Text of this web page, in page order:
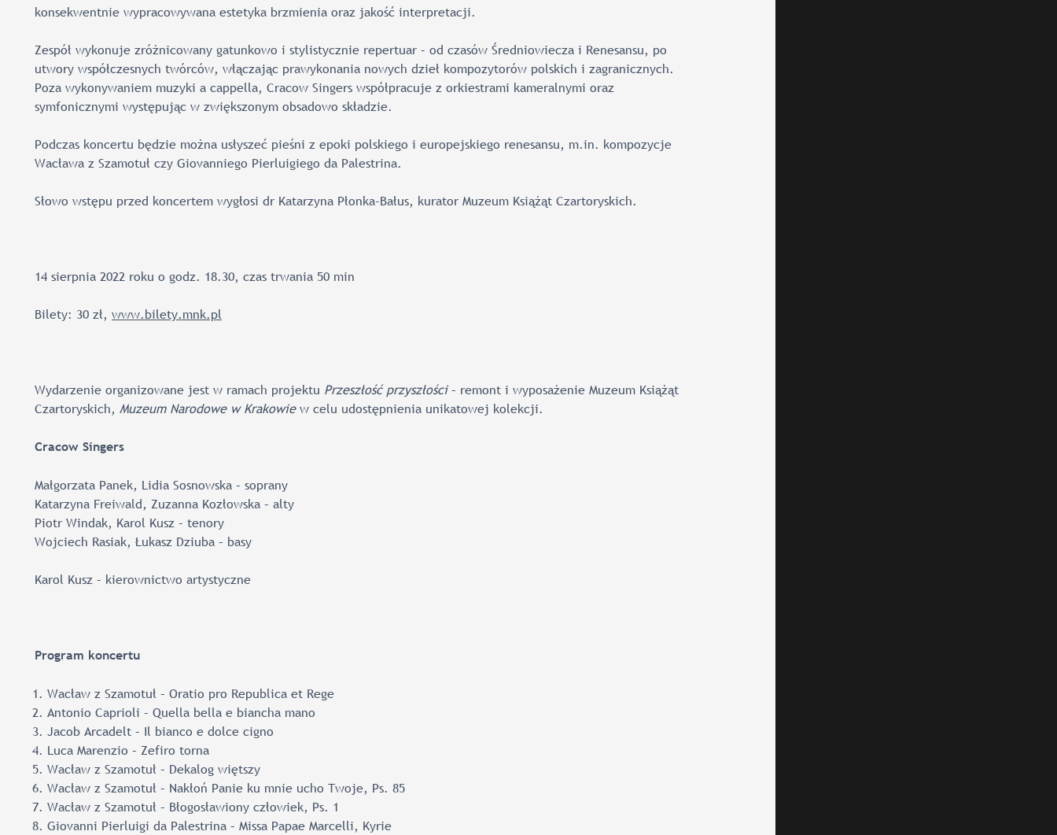
konsekwentnie wypracowywana estetyka brzmienia oraz jakość interpretacji.
Zespół wykonuje zróżnicowany gatunkowo i stylistycznie repertuar – od czasów Średniowiecza i Renesansu, po
utwory współczesnych twórców, włączając prawykonania nowych dzieł kompozytorów polskich i zagranicznych.
Poza wykonywaniem muzyki a cappella, Cracow Singers współpracuje z orkiestrami kameralnymi oraz
symfonicznymi występując w zwiększonym obsadowo składzie.
Podczas koncertu będzie można usłyszeć pieśni z epoki polskiego i europejskiego renesansu, m.in. kompozycje
Wacława z Szamotuł czy Giovanniego Pierluigiego da Palestrina.
Słowo wstępu przed koncertem wygłosi dr Katarzyna Płonka-Bałus, kurator Muzeum Książąt Czartoryskich.
14 sierpnia 2022 roku o godz. 18.30, czas trwania 50 min
Bilety: 30 zł, www.bilety.mnk.pl
Wydarzenie organizowane jest w ramach projektu Przeszłość przyszłości– remont i wyposażenie Muzeum Książąt
Czartoryskich, Muzeum Narodowe w Krakowiew celu udostępnienia unikatowej kolekcji.
Cracow Singers
Małgorzata Panek, Lidia Sosnowska – soprany
Katarzyna Freiwald, Zuzanna Kozłowska – alty
Piotr Windak, Karol Kusz – tenory
Wojciech Rasiak, Łukasz Dziuba – basy
Karol Kusz – kierownictwo artystyczne
Program koncertu
Wacław z Szamotuł – Oratio pro Republica et Rege
Antonio Caprioli – Quella bella e biancha mano
Jacob Arcadelt – Il bianco e dolce cigno
Luca Marenzio – Zefiro torna
Wacław z Szamotuł – Dekalog więtszy
Wacław z Szamotuł – Nakłoń Panie ku mnie ucho Twoje, Ps. 85
Wacław z Szamotuł – Błogosławiony człowiek, Ps. 1
Giovanni Pierluigi da Palestrina – Missa Papae Marcelli, Kyrie